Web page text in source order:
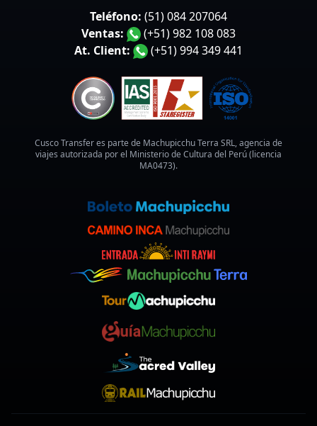
Teléfono: (51) 084 207064
Ventas:
(+51) 982 108 083
At. Client:
(+51) 994 349 441
Cusco Transfer es parte de Machupicchu Terra SRL, agencia de
viajes autorizada por el Ministerio de Cultura del Perú (licencia
MA0473).